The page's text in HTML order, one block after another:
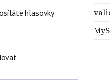
hlasovky